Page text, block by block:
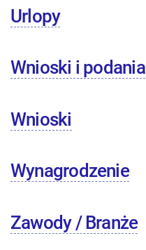
Urlopy
Wnioski i podania
Wnioski
Wynagrodzenie
Zawody / Branże